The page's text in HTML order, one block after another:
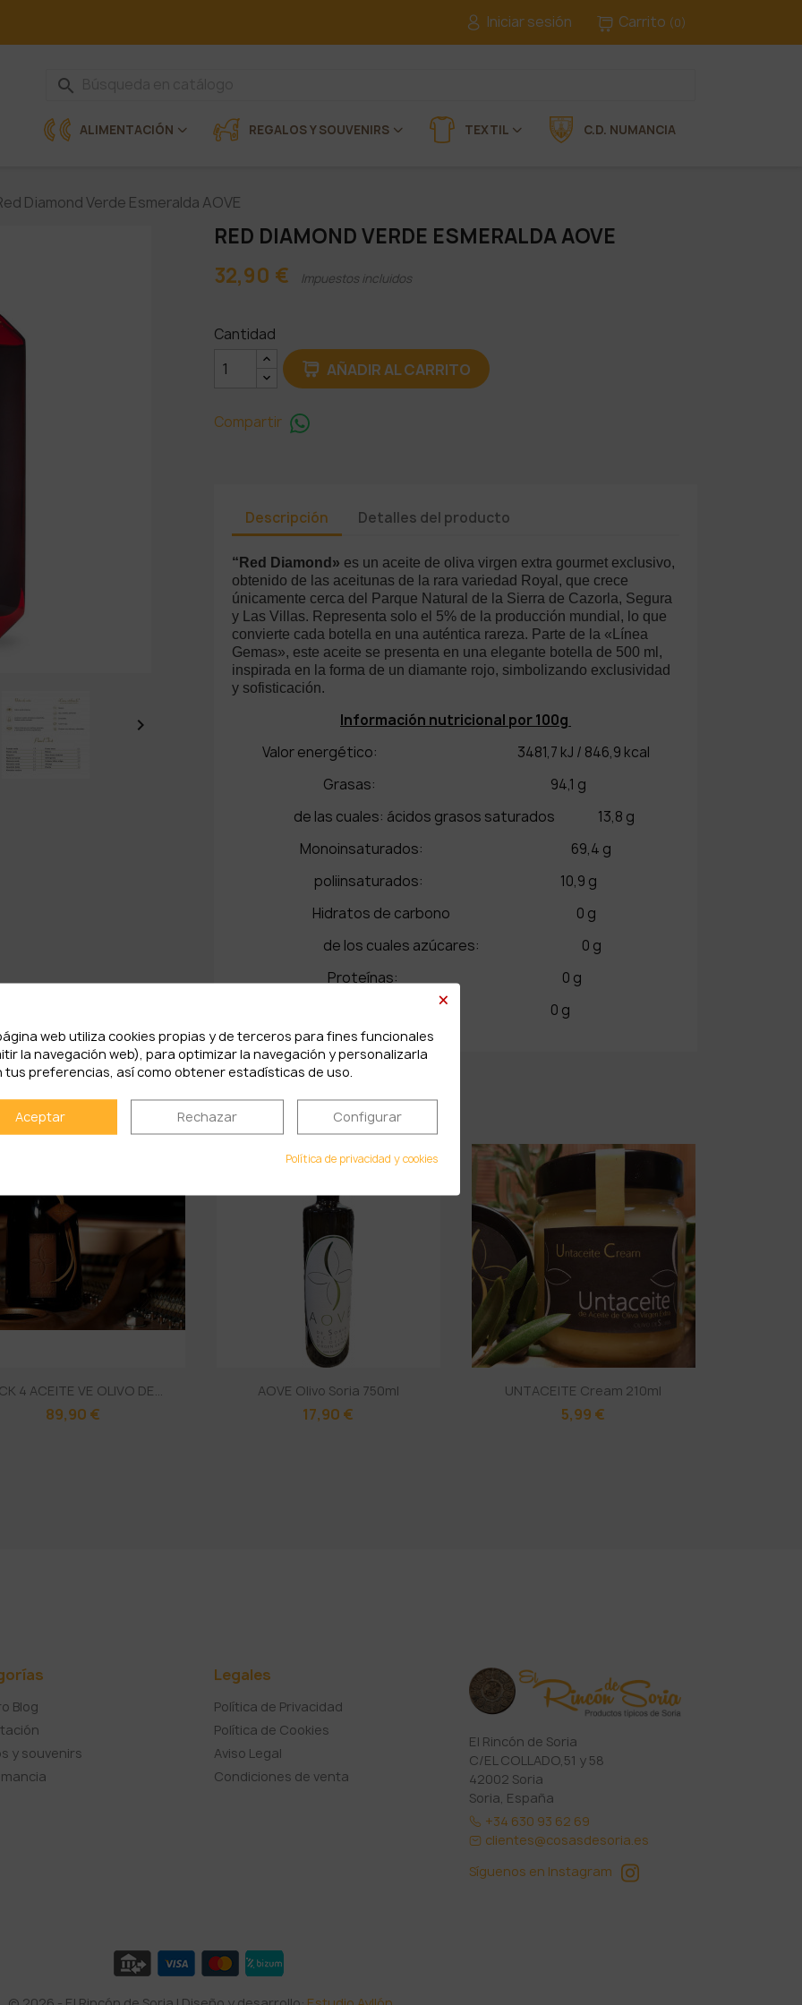
Iniciar sesión Carrito (0)
search
ALIMENTACIÓN REGALOS Y SOUVENIRS TEXTIL C.D. NUMANCIA
Diamond Verde Esmeralda AOVE

RED DIAMOND VERDE ESMERALDA AOVE
32,90 €
Impuestos incluidos
Cantidad
AÑADIR AL CARRITO
Compartir
Descripción Detalles del producto
“Red Diamond» es un aceite de oliva virgen extra gourmet exclusivo,
obtenido de las aceitunas de la rara variedad Royal, que crece
únicamente cerca del Parque Natural de la Sierra de Cazorla, Segura
y Las Villas. Representa solo el 5% de la producción mundial, lo que
convierte cada botella en una auténtica rareza. Parte de la «Línea
Gemas», este aceite se presenta en una elegante botella de 500 ml,
inspirada en la forma de un diamante rojo, simbolizando exclusividad
y sofisticación.
Información nutricional por 100g
Valor energético: 3481,7 kJ / 846,9 kcal
Grasas: 94,1 g
de las cuales: ácidos grasos saturados 13,8 g
Monoinsaturados: 69,4 g
poliinsaturados: 10,9 g
Hidratos de carbono 0 g
de los cuales azúcares: 0 g
Proteínas: 0 g
Sal: 0 g
PRODUCTOS RELACIONADOS
4 ACEITE VE OLIVO DE...
89,90 €
AOVE Olivo Soria 750ml
17,90 €
UNTACEITE Cream 210ml
5,99 €
Blog
y souvenirs
Legales
Política de Privacidad
Política de Cookies
Aviso Legal
Condiciones de venta
El Rincón de Soria
C/EL COLLADO,51 y 58
42002 Soria
Soria, España
+34 630 93 62 69
clientes@cosasdesoria.es
Síguenos en Instagram
×
web utiliza cookies propias y de terceros para fines funcionales
la navegación web), para optimizar la navegación y personalizarla
tus preferencias, así como obtener estadísticas de uso.
Aceptar Rechazar Configurar
Política de privacidad y cookies